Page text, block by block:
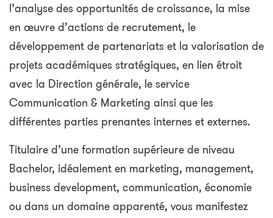
l’analyse des opportunités de croissance, la mise
en œuvre d’actions de recrutement, le
développement de partenariats et la valorisation de
projets académiques stratégiques, en lien étroit
avec la Direction générale, le service
Communication & Marketing ainsi que les
différentes parties prenantes internes et externes.
Titulaire d’une formation supérieure de niveau
Bachelor, idéalement en marketing, management,
business development, communication, économie
ou dans un domaine apparenté, vous manifestez